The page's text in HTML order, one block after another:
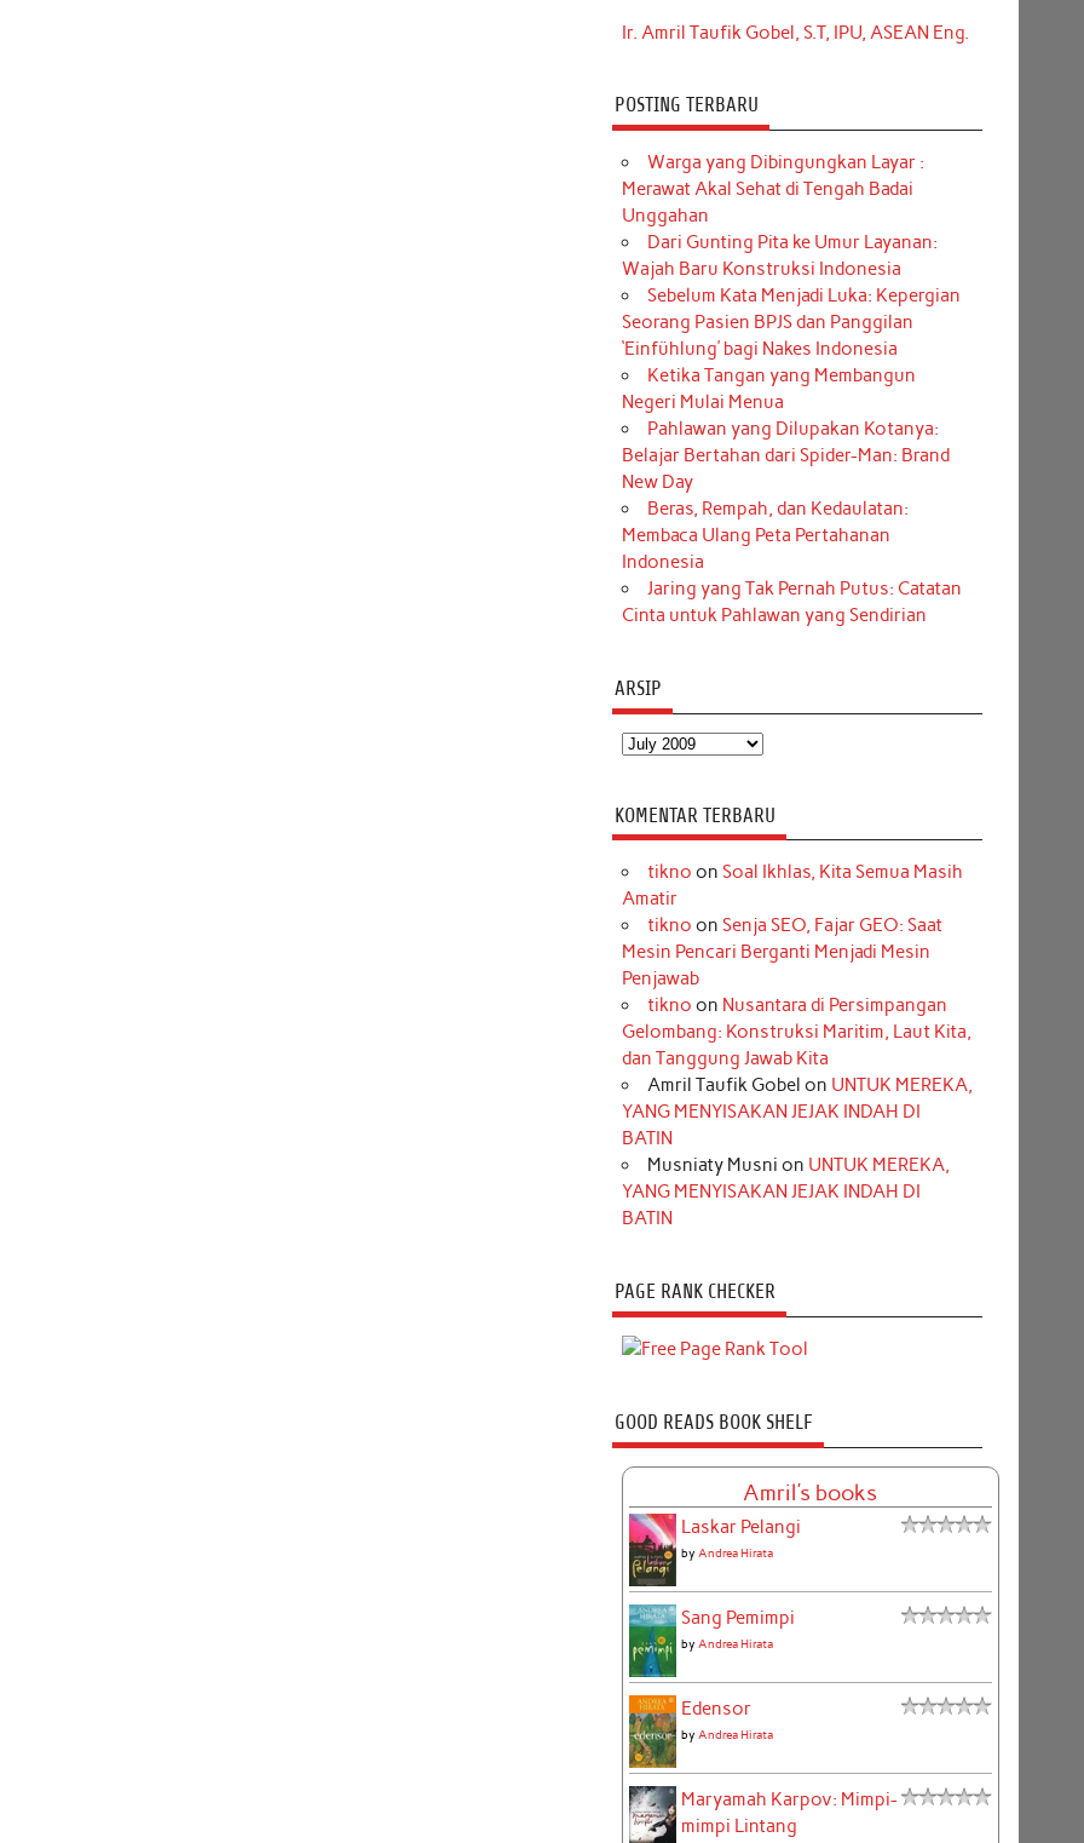
Ir. Amril Taufik Gobel, S.T, IPU, ASEAN Eng.
POSTING TERBARU
Warga yang Dibingungkan Layar :
Merawat Akal Sehat di Tengah Badai
Unggahan
Dari Gunting Pita ke Umur Layanan:
Wajah Baru Konstruksi Indonesia
Sebelum Kata Menjadi Luka: Kepergian
Seorang Pasien BPJS dan Panggilan
‘Einfühlung’ bagi Nakes Indonesia
Ketika Tangan yang Membangun
Negeri Mulai Menua
Pahlawan yang Dilupakan Kotanya:
Belajar Bertahan dari Spider-Man: Brand
New Day
Beras, Rempah, dan Kedaulatan:
Membaca Ulang Peta Pertahanan
Indonesia
Jaring yang Tak Pernah Putus: Catatan
Cinta untuk Pahlawan yang Sendirian
ARSIP
Arsip
KOMENTAR TERBARU
tikno on Soal Ikhlas, Kita Semua Masih
Amatir
tikno on Senja SEO, Fajar GEO: Saat
Mesin Pencari Berganti Menjadi Mesin
Penjawab
tikno on Nusantara di Persimpangan
Gelombang: Konstruksi Maritim, Laut Kita,
dan Tanggung Jawab Kita
Amril Taufik Gobel on UNTUK MEREKA,
YANG MENYISAKAN JEJAK INDAH DI
BATIN
Musniaty Musni on UNTUK MEREKA,
YANG MENYISAKAN JEJAK INDAH DI
BATIN
PAGE RANK CHECKER
GOOD READS BOOK SHELF
Amril's books
Laskar Pelangi
by Andrea Hirata
Sang Pemimpi
by Andrea Hirata
Edensor
by Andrea Hirata
Maryamah Karpov: Mimpi-
mimpi Lintang